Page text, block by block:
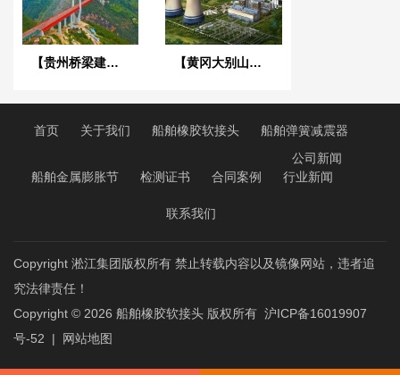
【贵州桥梁建设集团1029工程项目】橡胶接头合同 【黄冈大别山发电厂项目】橡胶接头合同
首页 关于我们 船舶橡胶软接头 船舶弹簧减震器
船舶金属膨胀节 检测证书 合同案例
公司新闻
行业新闻
联系我们
Copyright 淞江集团版权所有 禁止转载内容以及镜像网站，违者追
究法律责任！
Copyright © 2026 船舶橡胶软接头 版权所有 沪ICP备16019907
号-52 | 网站地图